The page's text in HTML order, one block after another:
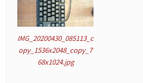
IMG_20200430_085113_c
opy_1536x2048_copy_7
68x1024.jpg